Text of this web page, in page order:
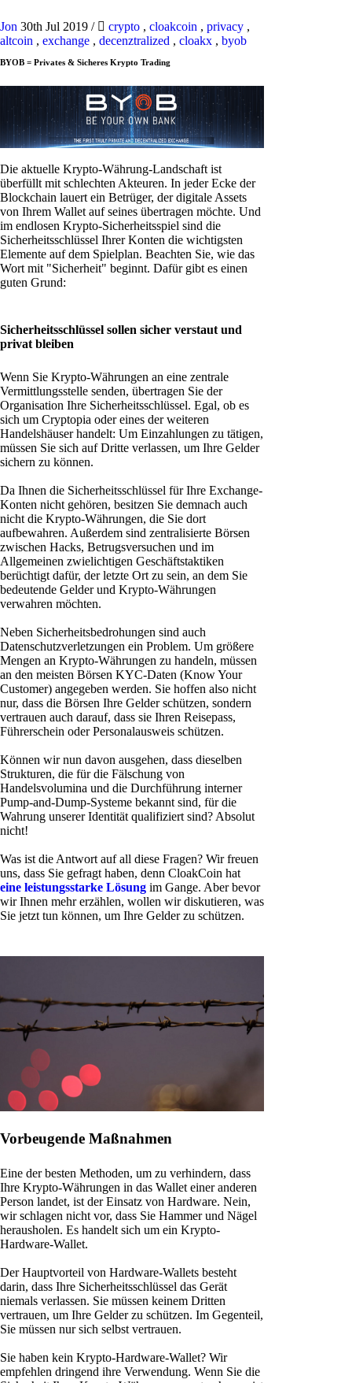
Jon 30th Jul 2019 / crypto , cloakcoin , privacy ,
altcoin , exchange , decenztralized , cloakx , byob
BYOB = Privates & Sicheres Krypto Trading
Die aktuelle Krypto-Währung-Landschaft ist
überfüllt mit schlechten Akteuren. In jeder Ecke der
Blockchain lauert ein Betrüger, der digitale Assets
von Ihrem Wallet auf seines übertragen möchte. Und
im endlosen Krypto-Sicherheitsspiel sind die
Sicherheitsschlüssel Ihrer Konten die wichtigsten
Elemente auf dem Spielplan. Beachten Sie, wie das
Wort mit "Sicherheit" beginnt. Dafür gibt es einen
guten Grund:
Sicherheitsschlüssel sollen sicher verstaut und
privat bleiben
Wenn Sie Krypto-Währungen an eine zentrale
Vermittlungsstelle senden, übertragen Sie der
Organisation Ihre Sicherheitsschlüssel. Egal, ob es
sich um Cryptopia oder eines der weiteren
Handelshäuser handelt: Um Einzahlungen zu tätigen,
müssen Sie sich auf Dritte verlassen, um Ihre Gelder
sichern zu können.
Da Ihnen die Sicherheitsschlüssel für Ihre Exchange-
Konten nicht gehören, besitzen Sie demnach auch
nicht die Krypto-Währungen, die Sie dort
aufbewahren. Außerdem sind zentralisierte Börsen
zwischen Hacks, Betrugsversuchen und im
Allgemeinen zwielichtigen Geschäftstaktiken
berüchtigt dafür, der letzte Ort zu sein, an dem Sie
bedeutende Gelder und Krypto-Währungen
verwahren möchten.
Neben Sicherheitsbedrohungen sind auch
Datenschutzverletzungen ein Problem. Um größere
Mengen an Krypto-Währungen zu handeln, müssen
an den meisten Börsen KYC-Daten (Know Your
Customer) angegeben werden. Sie hoffen also nicht
nur, dass die Börsen Ihre Gelder schützen, sondern
vertrauen auch darauf, dass sie Ihren Reisepass,
Führerschein oder Personalausweis schützen.
Können wir nun davon ausgehen, dass dieselben
Strukturen, die für die Fälschung von
Handelsvolumina und die Durchführung interner
Pump-and-Dump-Systeme bekannt sind, für die
Wahrung unserer Identität qualifiziert sind? Absolut
nicht!
Was ist die Antwort auf all diese Fragen? Wir freuen
uns, dass Sie gefragt haben, denn CloakCoin hat
eine leistungsstarke Lösung im Gange. Aber bevor
wir Ihnen mehr erzählen, wollen wir diskutieren, was
Sie jetzt tun können, um Ihre Gelder zu schützen.
Vorbeugende Maßnahmen
Eine der besten Methoden, um zu verhindern, dass
Ihre Krypto-Währungen in das Wallet einer anderen
Person landet, ist der Einsatz von Hardware. Nein,
wir schlagen nicht vor, dass Sie Hammer und Nägel
herausholen. Es handelt sich um ein Krypto-
Hardware-Wallet.
Der Hauptvorteil von Hardware-Wallets besteht
darin, dass Ihre Sicherheitsschlüssel das Gerät
niemals verlassen. Sie müssen keinem Dritten
vertrauen, um Ihre Gelder zu schützen. Im Gegenteil,
Sie müssen nur sich selbst vertrauen.
Sie haben kein Krypto-Hardware-Wallet? Wir
empfehlen dringend ihre Verwendung. Wenn Sie die